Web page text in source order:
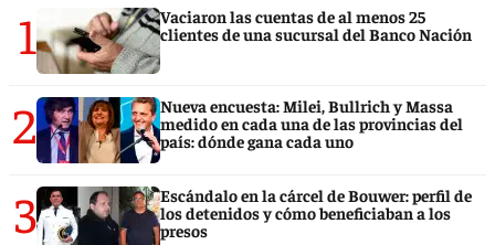
1
Vaciaron las cuentas de al menos 25
clientes de una sucursal del Banco Nación
2
Nueva encuesta: Milei, Bullrich y Massa
medido en cada una de las provincias del
país: dónde gana cada uno
3
Escándalo en la cárcel de Bouwer: perfil de
los detenidos y cómo beneficiaban a los
presos